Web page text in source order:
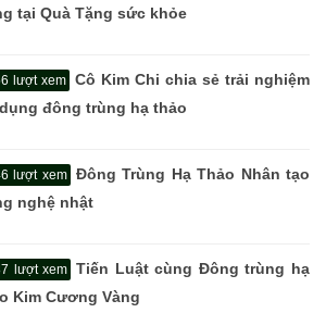
tại Quà Tặng sức khỏe
lượt xem Cô Kim Chi chia sẻ trải nghiệm
đông trùng hạ thảo
lượt xem Đông Trùng Hạ Thảo Nhân tạo
nghệ nhật
lượt xem Tiến Luật cùng Đông trùng hạ
Kim Cương Vàng